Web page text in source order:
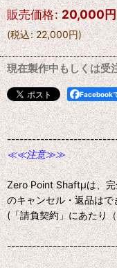
販売価格: 20,000円
(税込: 22,000円)
現在製作中もしくは受
Facebook
≪≪注意≫≫
Zero Point Shaftμは、
のキャンセル・返品はで
(「請負契約」にあたり